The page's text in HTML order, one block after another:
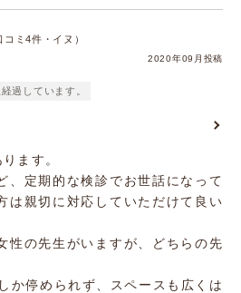
ミ4件・イヌ）
2020年09月投稿
過しています。
ます。
、定期的な検診でお世話になって
は親切に対応していただけて良い
性の先生がいますが、どちらの先
か停められず、スペースも広くは